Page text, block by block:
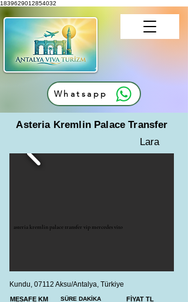
1839629012854032
Whatsapp
Asteria Kremlin Palace Transfer
Lara
asteria kremlin palace transfer vip mercedes vito
Kundu, 07112 Aksu/Antalya, Türkiye
MESAFE KM SÜRE DAKİKA FİYAT TL